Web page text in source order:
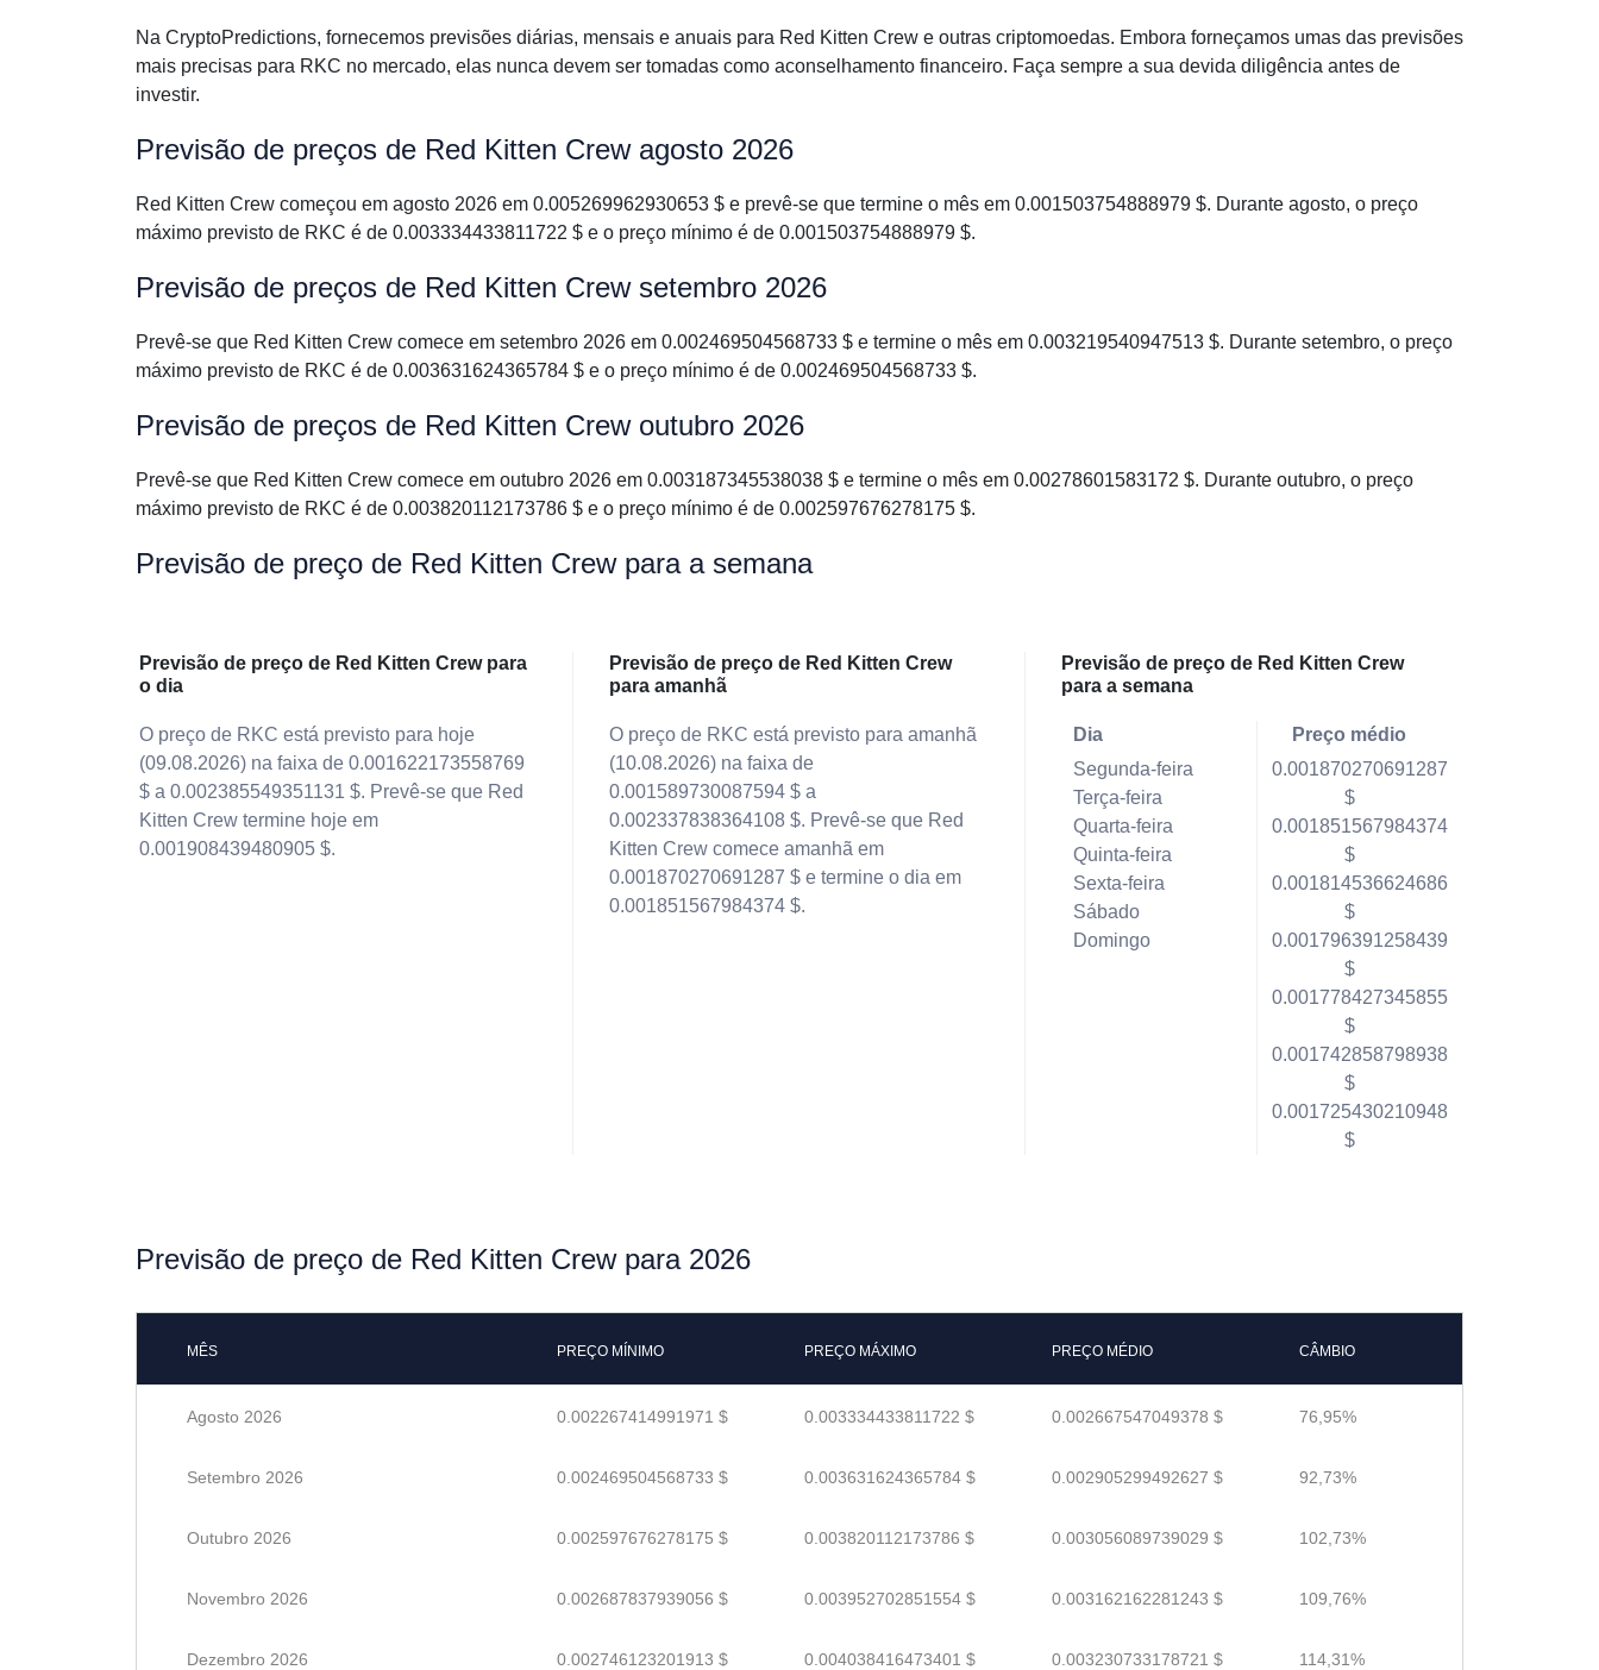
Na CryptoPredictions, fornecemos previsões diárias, mensais e anuais para Red Kitten Crew e outras criptomoedas. Embora forneçamos umas das previsões
mais precisas para RKC no mercado, elas nunca devem ser tomadas como aconselhamento financeiro. Faça sempre a sua devida diligência antes de
investir.
Previsão de preços de Red Kitten Crew agosto 2026
Red Kitten Crew começou em agosto 2026 em 0.005269962930653 $ e prevê-se que termine o mês em 0.001503754888979 $. Durante agosto, o preço
máximo previsto de RKC é de 0.003334433811722 $ e o preço mínimo é de 0.001503754888979 $.
Previsão de preços de Red Kitten Crew setembro 2026
Prevê-se que Red Kitten Crew comece em setembro 2026 em 0.002469504568733 $ e termine o mês em 0.003219540947513 $. Durante setembro, o preço
máximo previsto de RKC é de 0.003631624365784 $ e o preço mínimo é de 0.002469504568733 $.
Previsão de preços de Red Kitten Crew outubro 2026
Prevê-se que Red Kitten Crew comece em outubro 2026 em 0.003187345538038 $ e termine o mês em 0.00278601583172 $. Durante outubro, o preço
máximo previsto de RKC é de 0.003820112173786 $ e o preço mínimo é de 0.002597676278175 $.
Previsão de preço de Red Kitten Crew para a semana
Previsão de preço de Red Kitten Crew para
o dia
O preço de RKC está previsto para hoje
(09.08.2026) na faixa de 0.001622173558769
$ a 0.002385549351131 $. Prevê-se que Red
Kitten Crew termine hoje em
0.001908439480905 $.
Previsão de preço de Red Kitten Crew
para amanhã
O preço de RKC está previsto para amanhã
(10.08.2026) na faixa de
0.001589730087594 $ a
0.002337838364108 $. Prevê-se que Red
Kitten Crew comece amanhã em
0.001870270691287 $ e termine o dia em
0.001851567984374 $.
Previsão de preço de Red Kitten Crew
para a semana
Dia
Segunda-feira
Terça-feira
Quarta-feira
Quinta-feira
Sexta-feira
Sábado
Domingo
Preço médio
0.001870270691287
$
0.001851567984374
$
0.001814536624686
$
0.001796391258439
$
0.001778427345855
$
0.001742858798938
$
0.001725430210948
$
Previsão de preço de Red Kitten Crew para 2026
MÊS PREÇO MÍNIMO PREÇO MÁXIMO PREÇO MÉDIO CÂMBIO
Agosto 2026 0.002267414991971 $ 0.003334433811722 $ 0.002667547049378 $ 76,95%
Setembro 2026 0.002469504568733 $ 0.003631624365784 $ 0.002905299492627 $ 92,73%
Outubro 2026 0.002597676278175 $ 0.003820112173786 $ 0.003056089739029 $ 102,73%
Novembro 2026 0.002687837939056 $ 0.003952702851554 $ 0.003162162281243 $ 109,76%
Dezembro 2026 0.002746123201913 $ 0.004038416473401 $ 0.003230733178721 $ 114,31%